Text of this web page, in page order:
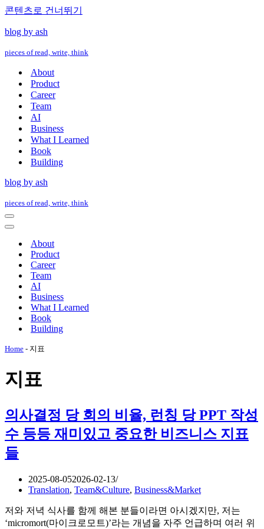
콘텐츠로 건너뛰기
blog by ash
pieces of read, write, think
About
Product
Career
Team
AI
Business
What I Learned
Book
Building
blog by ash
pieces of read, write, think
내
비
내
About
Product
Career
Team
AI
Business
What I Learned
Book
Building
Home - 지표
지표
의사결정 당 회의 비율, 런칭 당 PPT 작성
수 등등 재미있고 중요한 비즈니스 지표
들
2025-08-052026-02-13
Translation, Team&Culture, Business&Market
저와 저녁 식사를 함께 해본 분들이라면 아시겠지만, 저는
‘micromort(마이크로모트)’라는 개념을 자주 언급하며 여러 위